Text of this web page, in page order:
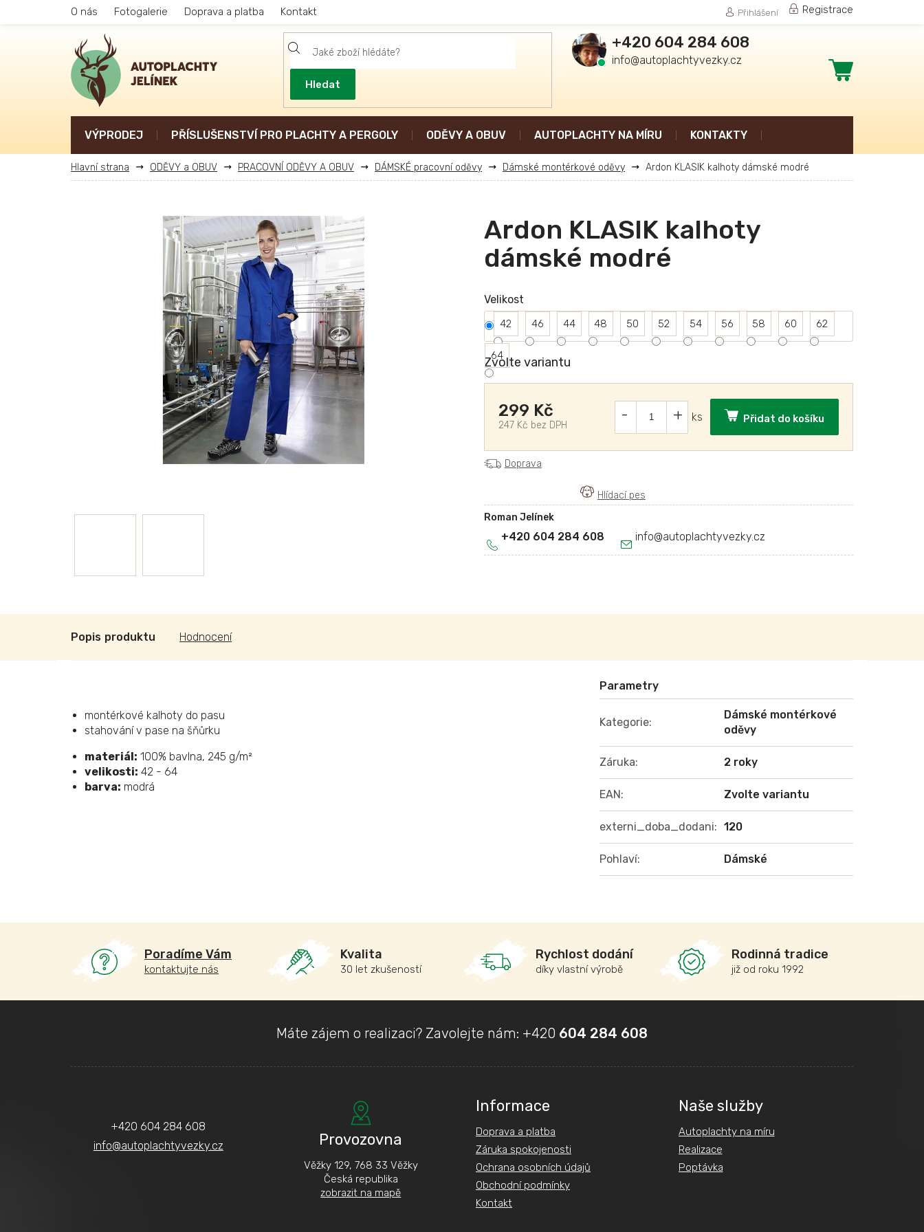
O nás Fotogalerie Doprava a platba Kontakt Registrace
Přihlášení
Hledat
+420 604 284 608
info@autoplachtyvezky.cz
Nákupní
VÝPRODEJ PŘÍSLUŠENSTVÍ PRO PLACHTY A PERGOLY ODĚVY A OBUV AUTOPLACHTY NA MÍRU KONTAKTY
ODĚVY a OBUV PRACOVNÍ ODĚVY A OBUV DÁMSKÉ pracovní oděvy Dámské montérkové oděvy Ardon KLASIK kalhoty dámské modré
Zvolte variantu
Velikost
42 46 44 48 50 52 54 56 58 60 62
64
299 Kč
247 Kč bez DPH
Přidat do košíku
Ardon KLASIK kalhoty
dámské modré
Roman Jelínek
info@autoplachtyvezky.cz
+420 604 284 608
Doprava
Poradíme Vám
kontaktujte nás
Kvalita
30 let zkušeností
Rychlost dodání
díky vlastní výrobě
Rodinná tradice
již od roku 1992
Popis Hodnocení
montérkové kalhoty do pasu
stahování v pase na šňůrku
materiál: 100% bavlna, 245 g/m²
velikosti: 42 - 64
barva: modrá
Kategorie:
Dámské montérkové
oděvy
Záruka: 2 roky
EAN: Zvolte variantu
externi_doba_dodani: 120
Pohlaví: Dámské
Máte zájem o realizaci? Zavolejte nám: +420 604 284 608
info@autoplachtyvezky.cz
+420 604 284 608
Provozovna
Věžky 129, 768 33 Věžky
Česká republika
zobrazit na mapě
Informace
Doprava a platba
Záruka spokojenosti
Ochrana osobních údajů
Obchodní podmínky
Kontakt
Naše služby
Autoplachty na míru
Realizace
Poptávka